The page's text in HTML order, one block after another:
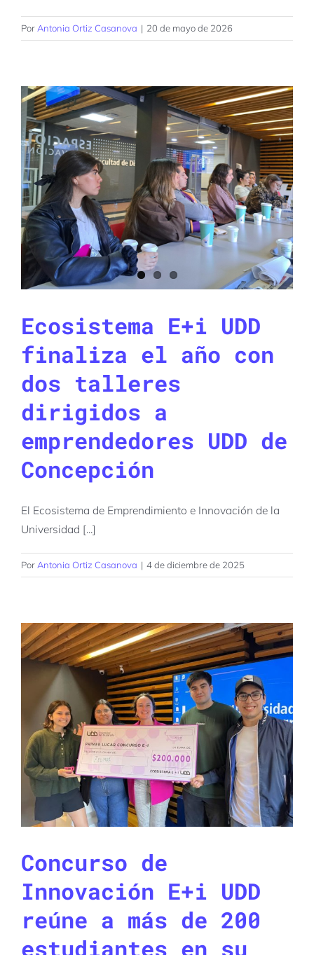
Por Antonia Ortiz Casanova | 20 de mayo de 2026
Ecosistema E+i UDD
finaliza el año con
dos talleres
dirigidos a
emprendedores UDD de
Concepción
El Ecosistema de Emprendimiento e Innovación de la
Universidad [...]
Por Antonia Ortiz Casanova | 4 de diciembre de 2025
Concurso de
Innovación E+i UDD
reúne a más de 200
estudiantes en su